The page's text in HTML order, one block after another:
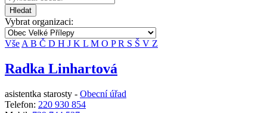
Hledat
Vybrat organizaci:
Vše A B Č D H J K L M O PR S Š V Z
Radka Linhartová
asistentka starosty - Obecní úřad
Telefon: 220 930 854